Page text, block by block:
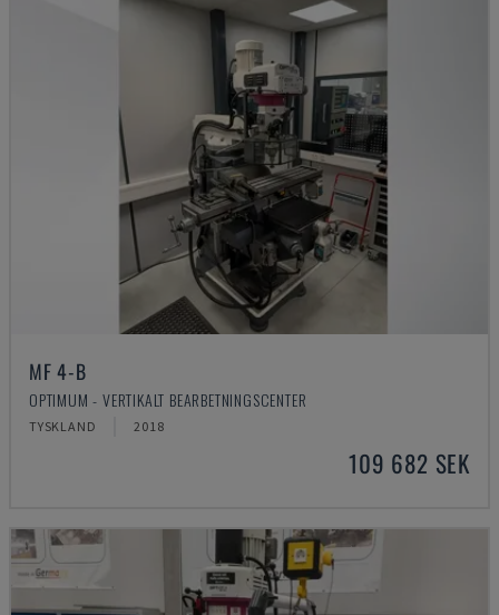
MF 4-B
OPTIMUM - VERTIKALT BEARBETNINGSCENTER
TYSKLAND 2018
109 682 SEK